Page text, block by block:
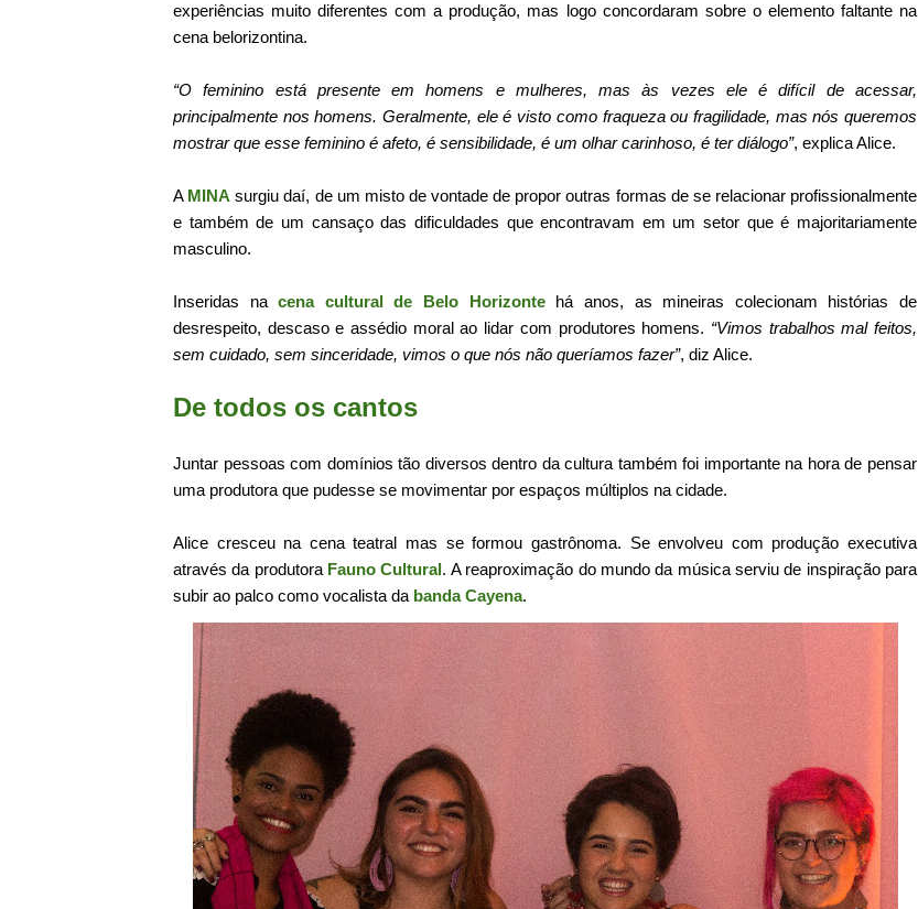
experiências muito diferentes com a produção, mas logo concordaram sobre o elemento faltante na
cena belorizontina.
“O feminino está presente em homens e mulheres, mas às vezes ele é difícil de acessar,
principalmente nos homens. Geralmente, ele é visto como fraqueza ou fragilidade, mas nós queremos
mostrar que esse feminino é afeto, é sensibilidade, é um olhar carinhoso, é ter diálogo”, explica Alice.
A MINA surgiu daí, de um misto de vontade de propor outras formas de se relacionar profissionalmente
e também de um cansaço das dificuldades que encontravam em um setor que é majoritariamente
masculino.
Inseridas nacena cultural de Belo Horizontehá anos, as mineiras colecionam histórias de
desrespeito, descaso e assédio moral ao lidar com produtores homens. “Vimos trabalhos mal feitos,
sem cuidado, sem sinceridade, vimos o que nós não queríamos fazer”, diz Alice.
De todos os cantos
Juntar pessoas com domínios tão diversos dentro da cultura também foi importante na hora de pensar
uma produtora que pudesse se movimentar por espaços múltiplos na cidade.
Alice cresceu na cena teatral mas se formou gastrônoma. Se envolveu com produção executiva
através da produtora Fauno Cultural. A reaproximação do mundo da música serviu de inspiração para
subir ao palco como vocalista da banda Cayena.